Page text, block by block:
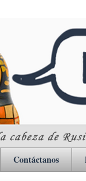
Contáctanos